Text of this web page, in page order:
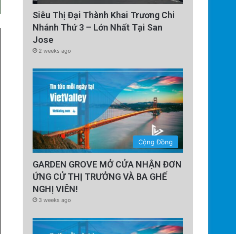
Siêu Thị Đại Thành Khai Trương Chi
Nhánh Thứ 3 – Lớn Nhất Tại San
Jose
2 weeks ago
Cộng Đồng
GARDEN GROVE MỞ CỬA NHẬN ĐƠN
ỨNG CỬ THỊ TRƯỞNG VÀ BA GHẾ
NGHỊ VIÊN!
3 weeks ago